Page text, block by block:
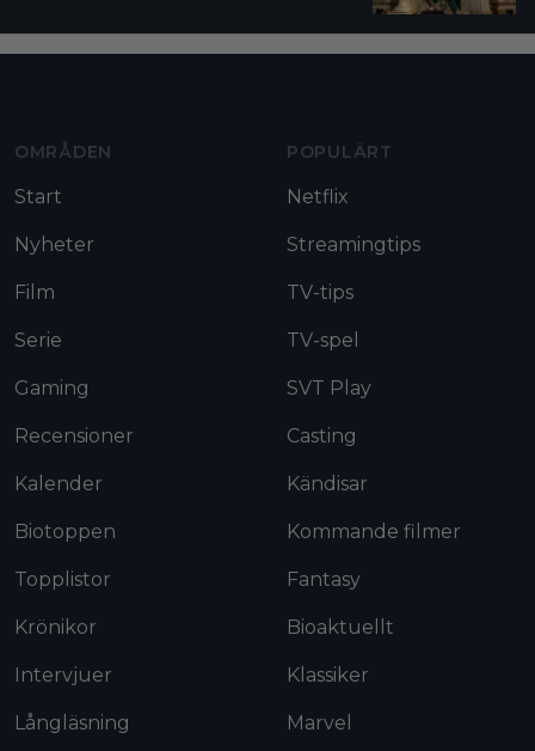
OMRÅDEN
Start
Nyheter
Film
Serie
Gaming
Recensioner
Kalender
Biotoppen
Topplistor
Krönikor
Intervjuer
Långläsning
POPULÄRT
Netflix
Streamingtips
TV-tips
TV-spel
SVT Play
Casting
Kändisar
Kommande filmer
Fantasy
Bioaktuellt
Klassiker
Marvel